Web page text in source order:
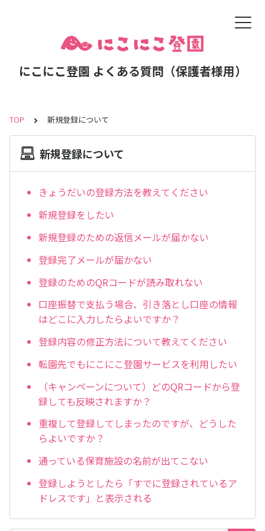
にこにこ登園 よくある質問（保護者様用）
TOP 新規登録について
新規登録について
きょうだいの登録方法を教えてください
新規登録をしたい
新規登録のための返信メールが届かない
登録完了メールが届かない
登録のためのQRコードが読み取れない
口座振替で支払う場合、引き落とし口座の情報
はどこに入力したらよいですか？
登録内容の修正方法について教えてください
転園先でもにこにこ登園サービスを利用したい
（キャンペーンについて）どのQRコードから登
録しても反映されますか？
重複して登録してしまったのですが、どうした
らよいですか？
通っている保育施設の名前が出てこない
登録しようとしたら「すでに登録されているア
ドレスです」と表示される